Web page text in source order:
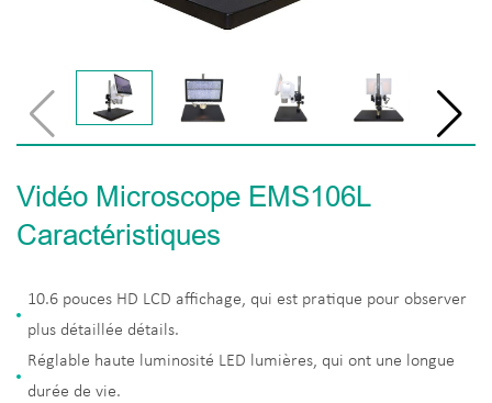
Vidéo Microscope EMS106L
Caractéristiques
10.6 pouces HD LCD affichage, qui est pratique pour observer
plus détaillée détails.
Réglable haute luminosité LED lumières, qui ont une longue
durée de vie.